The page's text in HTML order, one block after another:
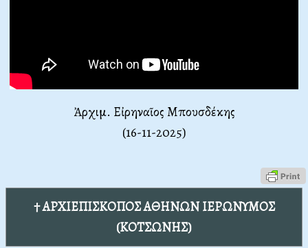
Ἀρχιμ. Εἰρηναῖος Μπουσδέκης
(16-11-2025)
† ΑΡΧΙΕΠΙΣΚΟΠΟΣ ΑΘΗΝΩΝ ΙΕΡΩΝΥΜΟΣ
(ΚΟΤΣΩΝΗΣ)